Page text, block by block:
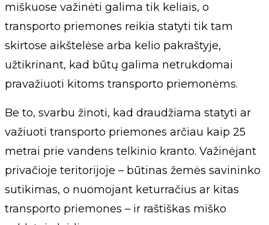
miškuose važinėti galima tik keliais, o
transporto priemones reikia statyti tik tam
skirtose aikštelėse arba kelio pakraštyje,
užtikrinant, kad būtų galima netrukdomai
pravažiuoti kitoms transporto priemonėms.
Be to, svarbu žinoti, kad draudžiama statyti ar
važiuoti transporto priemones arčiau kaip 25
metrai prie vandens telkinio kranto. Važinėjant
privačioje teritorijoje – būtinas žemės savininko
sutikimas, o nuomojant keturračius ar kitas
transporto priemones – ir raštiškas miško